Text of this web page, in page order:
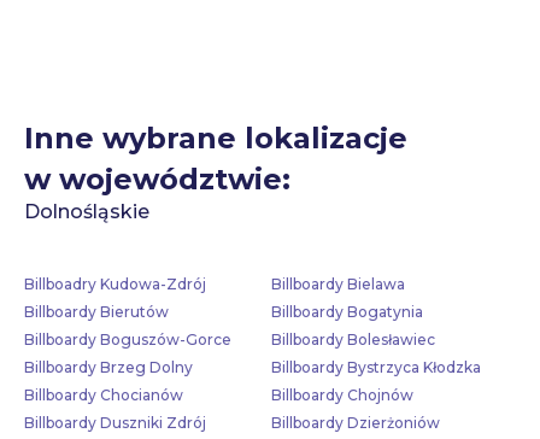
Inne wybrane lokalizacje
w województwie:
Dolnośląskie
Billboadry Kudowa-Zdrój
Billboardy Bielawa
Billboardy Bierutów
Billboardy Bogatynia
Billboardy Boguszów-Gorce
Billboardy Bolesławiec
Billboardy Brzeg Dolny
Billboardy Bystrzyca Kłodzka
Billboardy Chocianów
Billboardy Chojnów
Billboardy Duszniki Zdrój
Billboardy Dzierżoniów